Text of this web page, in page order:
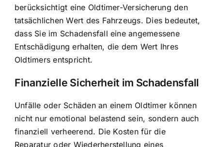
berücksichtigt eine Oldtimer-Versicherung den
tatsächlichen Wert des Fahrzeugs. Dies bedeutet,
dass Sie im Schadensfall eine angemessene
Entschädigung erhalten, die dem Wert Ihres
Oldtimers entspricht.
Finanzielle Sicherheit im Schadensfall
Unfälle oder Schäden an einem Oldtimer können
nicht nur emotional belastend sein, sondern auch
finanziell verheerend. Die Kosten für die
Reparatur oder Wiederherstellung eines